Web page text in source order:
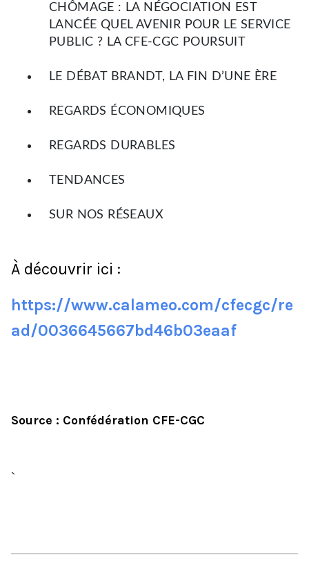
CHÔMAGE : LA NÉGOCIATION EST
LANCÉE QUEL AVENIR POUR LE SERVICE
PUBLIC ? LA CFE-CGC POURSUIT
LE DÉBAT BRANDT, LA FIN D’UNE ÈRE
REGARDS ÉCONOMIQUES
REGARDS DURABLES
TENDANCES
SUR NOS RÉSEAUX
À découvrir ici :
https://www.calameo.com/cfecgc/re
ad/0036645667bd46b03eaaf
Source : Confédération CFE-CGC
`